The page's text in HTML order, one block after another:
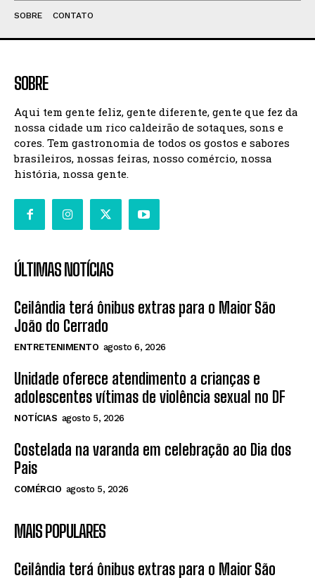
SOBRE CONTATO
SOBRE
Aqui tem gente feliz, gente diferente, gente que fez da
nossa cidade um rico caldeirão de sotaques, sons e
cores. Tem gastronomia de todos os gostos e sabores
brasileiros, nossas feiras, nosso comércio, nossa
história, nossa gente.
ÚLTIMAS NOTÍCIAS
Ceilândia terá ônibus extras para o Maior São
João do Cerrado
ENTRETENIMENTO agosto 6, 2026
Unidade oferece atendimento a crianças e
adolescentes vítimas de violência sexual no DF
NOTÍCIAS agosto 5, 2026
Costelada na varanda em celebração ao Dia dos
Pais
COMÉRCIO agosto 5, 2026
MAIS POPULARES
Ceilândia terá ônibus extras para o Maior São